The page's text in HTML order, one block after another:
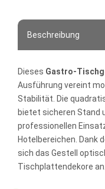
Beschreibung
Dieses Gastro-
Ausführung vereint
Stabilität. Die
bietet sicheren Stand
professionellen
Hotelbereichen. Dank
sich das Gestell
Tischplattendekore an.